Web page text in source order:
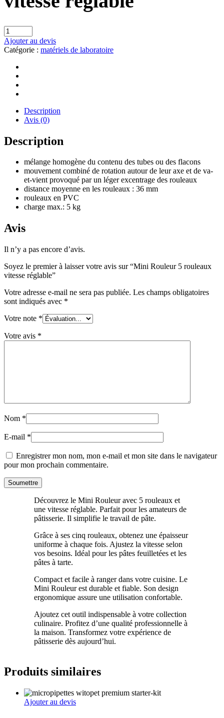
Ajouter au devis
Catégorie : matériels de laboratoire
Description
Avis (0)
Description
mélange homogène du contenu des tubes ou des flacons
mouvement combiné de rotation autour de leur axe et de va-
et-vient provoqué par un léger excentrage des rouleaux
distance moyenne en les rouleaux : 36 mm
rouleaux en PVC
charge max.: 5 kg
Avis
Il n’y a pas encore d’avis.
Soyez le premier à laisser votre avis sur “Mini Rouleur 5 rouleaux
vitesse réglable”
Votre adresse e-mail ne sera pas publiée. Les champs obligatoires
sont indiqués avec *
Votre note *
Votre avis *
Nom *
E-mail *
Enregistrer mon nom, mon e-mail et mon site dans le navigateur
pour mon prochain commentaire.
Découvrez le Mini Rouleur avec 5 rouleaux et
une vitesse réglable. Parfait pour les amateurs de
pâtisserie. Il simplifie le travail de pâte.
Grâce à ses cinq rouleaux, obtenez une épaisseur
uniforme à chaque fois. Ajustez la vitesse selon
vos besoins. Idéal pour les pâtes feuilletées et les
pâtes à tarte.
Compact et facile à ranger dans votre cuisine. Le
Mini Rouleur est durable et fiable. Son design
ergonomique assure une utilisation confortable.
Ajoutez cet outil indispensable à votre collection
culinaire. Profitez d’une qualité professionnelle à
la maison. Transformez votre expérience de
pâtisserie dès aujourd’hui.
Produits similaires
Ajouter au devis